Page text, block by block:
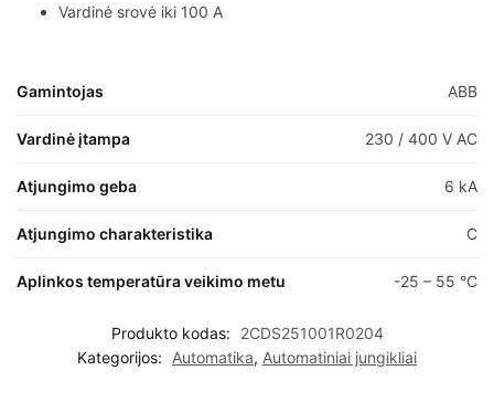
Vardinė srovė iki 100 A
Gamintojas ABB
Vardinė įtampa 230 / 400 V AC
Atjungimo geba 6 kA
Atjungimo charakteristika C
Aplinkos temperatūra veikimo metu -25 – 55 °C
Produkto kodas:
2CDS251001R0204
Kategorijos:
Automatika, Automatiniai jungikliai